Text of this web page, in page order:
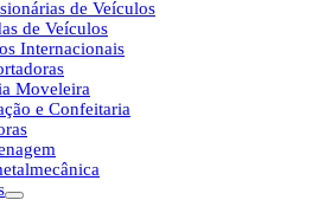
de Veículos
de Veículos
Internacionais
Moveleira
e Confeitaria